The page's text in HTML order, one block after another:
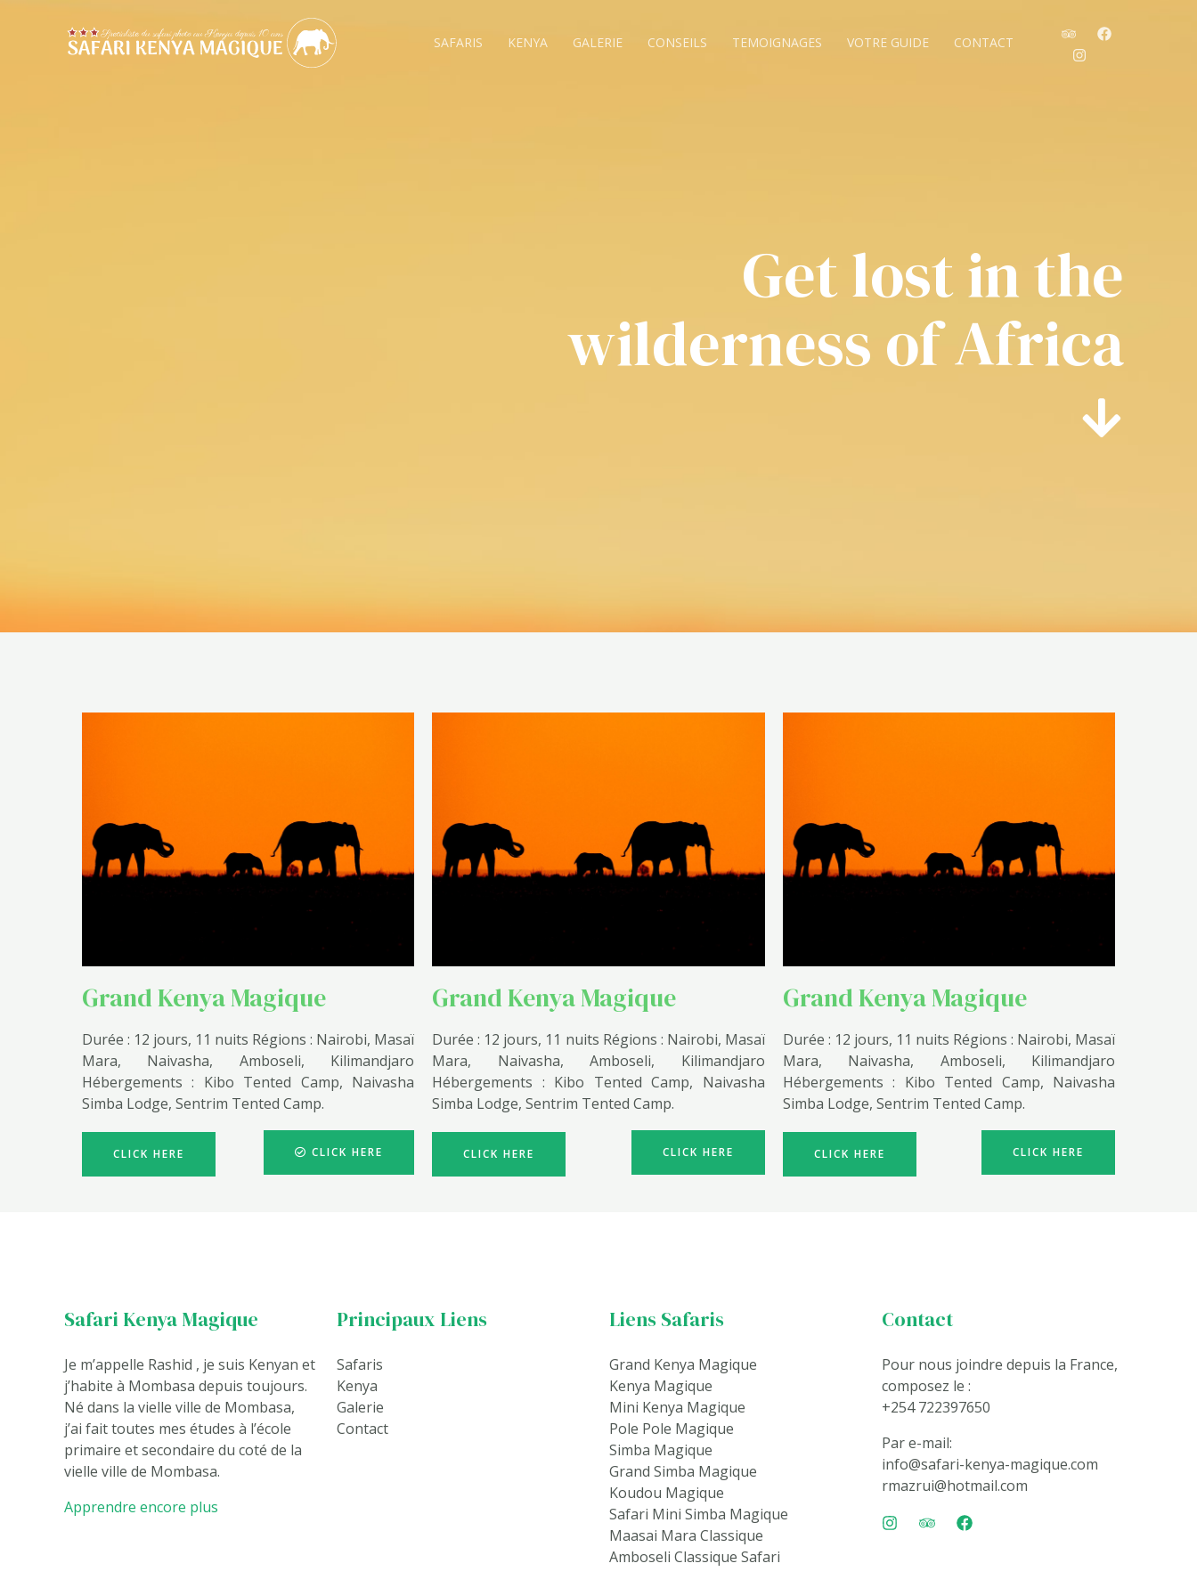
SAFARIS KENYA GALERIE CONSEILS TEMOIGNAGES VOTRE GUIDE CONTACT
Get lost in the
wilderness of Africa
Grand Kenya Magique
Durée : 12 jours, 11 nuits Régions : Nairobi, Masaï
Mara, Naivasha, Amboseli, Kilimandjaro
Hébergements : Kibo Tented Camp, Naivasha
Simba Lodge, Sentrim Tented Camp.
CLICK HERE CLICK HERE
Grand Kenya Magique
Durée : 12 jours, 11 nuits Régions : Nairobi, Masaï
Mara, Naivasha, Amboseli, Kilimandjaro
Hébergements : Kibo Tented Camp, Naivasha
Simba Lodge, Sentrim Tented Camp.
CLICK HERE CLICK HERE
Grand Kenya Magique
Durée : 12 jours, 11 nuits Régions : Nairobi, Masaï
Mara, Naivasha, Amboseli, Kilimandjaro
Hébergements : Kibo Tented Camp, Naivasha
Simba Lodge, Sentrim Tented Camp.
CLICK HERE CLICK HERE
Safari Kenya Magique
Je m’appelle Rashid , je suis Kenyan et
j’habite à Mombasa depuis toujours.
Né dans la vielle ville de Mombasa,
j’ai fait toutes mes études à l’école
primaire et secondaire du coté de la
vielle ville de Mombasa.
Apprendre encore plus
Principaux Liens
Safaris
Kenya
Galerie
Contact
Liens Safaris
Grand Kenya Magique
Kenya Magique
Mini Kenya Magique
Pole Pole Magique
Simba Magique
Grand Simba Magique
Koudou Magique
Safari Mini Simba Magique
Maasai Mara Classique
Amboseli Classique Safari
Contact
Pour nous joindre depuis la France,
composez le :
+254 722397650
Par e-mail:
info@safari-kenya-magique.com
rmazrui@hotmail.com